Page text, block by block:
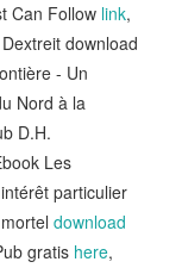
Can Follow link,
download
- Un
Nord à la
D.H.
Les
particulier
download
gratis here,